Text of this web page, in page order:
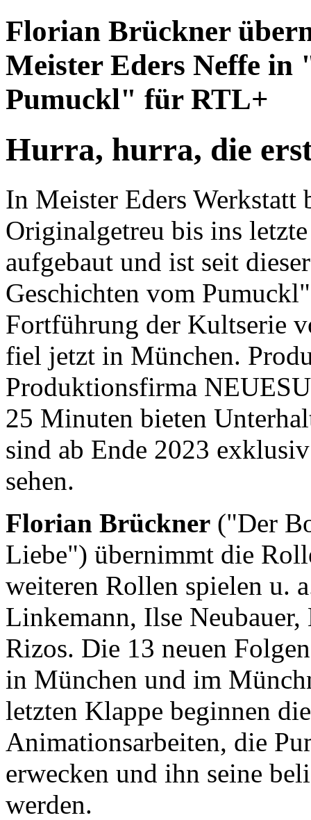
Florian Brückner
Meister Eders Neffe in
Pumuckl" für RTL+
Hurra, hurra, die
In Meister Eders
Originalgetreu bis ins
aufgebaut und ist seit
Geschichten vom
Fortführung der Kultserie
fiel jetzt in München.
Produktionsfirma
25 Minuten bieten
sind ab Ende 2023
sehen.
Florian Brückner ("Der
Liebe") übernimmt die
weiteren Rollen spielen u.
Linkemann, Ilse Neubauer,
Rizos. Die 13 neuen
in München und im
letzten Klappe beginnen
Animationsarbeiten, die
erwecken und ihn seine
werden.